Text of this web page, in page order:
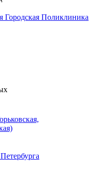
Городская Поликлиника